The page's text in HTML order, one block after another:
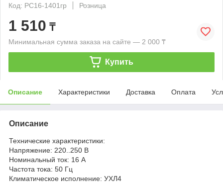
Код: РС16-1401гр
Розница
1 510 ₸
Минимальная сумма заказа на сайте — 2 000 ₸
Купить
Описание Характеристики Доставка Оплата
Описание
Технические характеристики:
Напряжение: 220..250 В
Номинальный ток: 16 А
Частота тока: 50 Гц
Климатическое исполнение: УХЛ4